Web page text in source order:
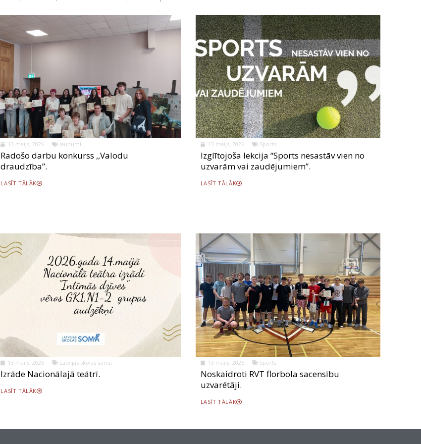
13 maijs, 2026 Jaunumi
Radošo darbu konkurss ,,Valodu
draudzība”.
LASĪT TĀLĀK
13 maijs, 2026 Sports
Izglītojoša lekcija “Sports nesastāv vien no
uzvarām vai zaudējumiem”.
LASĪT TĀLĀK
13 maijs, 2026 Latvijas skolas soma
Izrāde Nacionālajā teātrī.
LASĪT TĀLĀK
13 maijs, 2026 Sports
Noskaidroti RVT florbola sacensību
uzvarētāji.
LASĪT TĀLĀK